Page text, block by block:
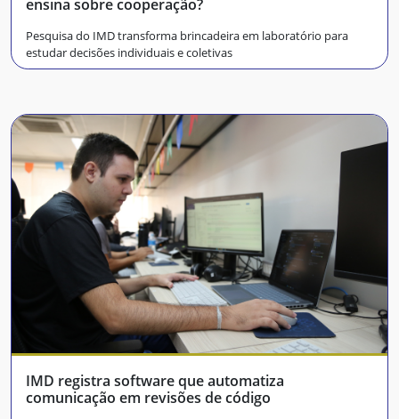
ensina sobre cooperação?
Pesquisa do IMD transforma brincadeira em laboratório para
estudar decisões individuais e coletivas
IMD registra software que automatiza
comunicação em revisões de código